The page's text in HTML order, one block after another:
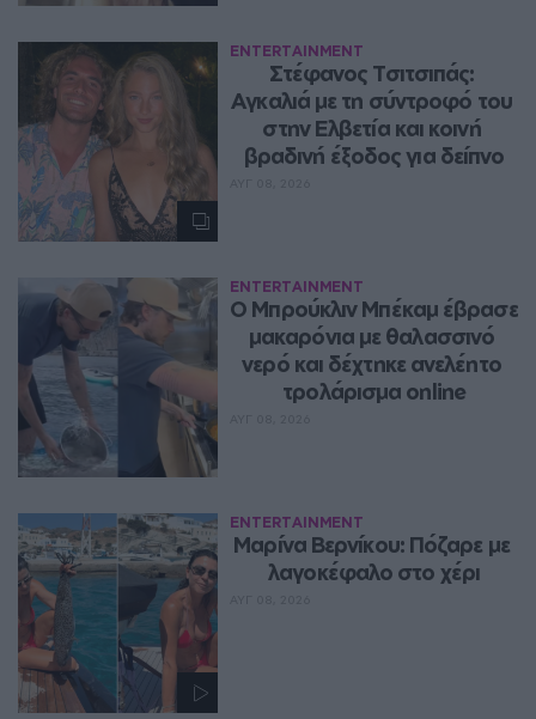
ENTERTAINMENT
Στέφανος Τσιτσιπάς:
Αγκαλιά με τη σύντροφό του
στην Ελβετία και κοινή
βραδινή έξοδος για δείπνο
ENTERTAINMENT
Ο Μπρούκλιν Μπέκαμ έβρασε
μακαρόνια με θαλασσινό
νερό και δέχτηκε ανελέητο
τρολάρισμα online
ENTERTAINMENT
Μαρίνα Βερνίκου: Πόζαρε με
λαγοκέφαλο στο χέρι